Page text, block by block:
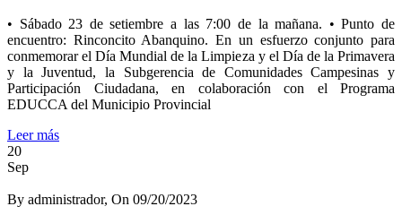
• Sábado 23 de setiembre a las 7:00 de la mañana. • Punto de
encuentro: Rinconcito Abanquino. En un esfuerzo conjunto para
conmemorar el Día Mundial de la Limpieza y el Día de la Primavera
y la Juventud, la Subgerencia de Comunidades Campesinas y
Participación Ciudadana, en colaboración con el Programa
EDUCCA del Municipio Provincial
Leer más
20
Sep
By administrador, On 09/20/2023